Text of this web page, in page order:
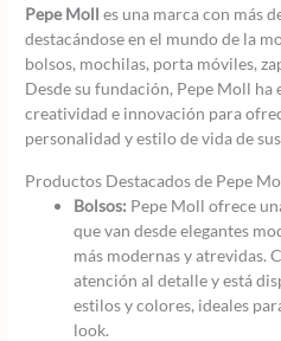
Pepe Moll es una marca con más
destacándose en el mundo de la
bolsos, mochilas, porta móviles,
Desde su fundación, Pepe Moll
creatividad e innovación para
personalidad y estilo de vida de
Productos Destacados de Pepe
Bolsos: Pepe Moll ofrece
que van desde elegantes
más modernas y atrevidas.
atención al detalle y está
estilos y colores, ideales
look.